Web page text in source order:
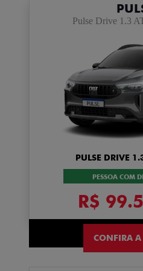
Pulse Drive 1.3
PESSOA COM
R$
CONFIRA A